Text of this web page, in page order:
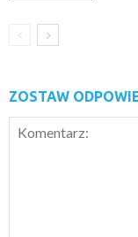
ZOSTAW